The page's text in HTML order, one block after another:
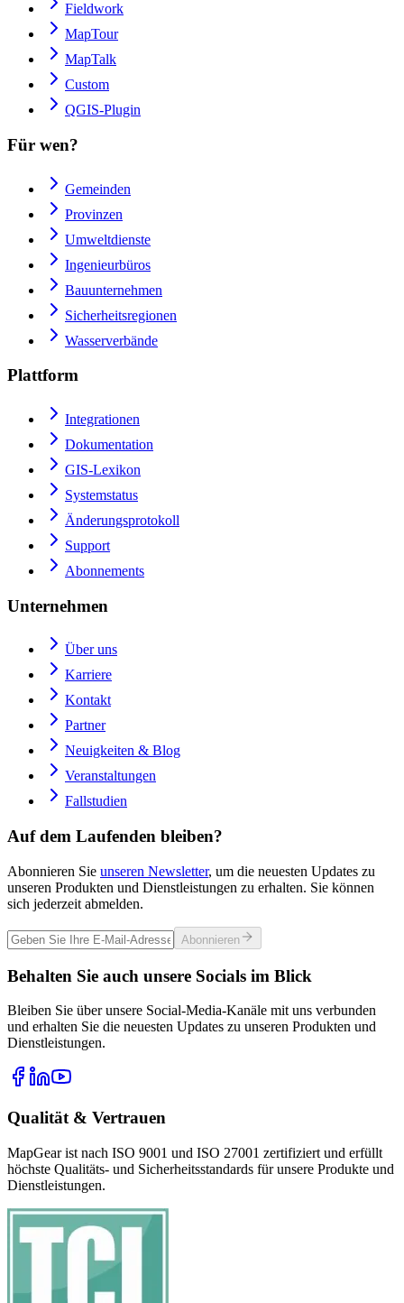
Fieldwork
MapTour
MapTalk
Custom
QGIS-Plugin
Für wen?
Gemeinden
Provinzen
Umweltdienste
Ingenieurbüros
Bauunternehmen
Sicherheitsregionen
Wasserverbände
Plattform
Integrationen
Dokumentation
GIS-Lexikon
Systemstatus
Änderungsprotokoll
Support
Abonnements
Unternehmen
Über uns
Karriere
Kontakt
Partner
Neuigkeiten & Blog
Veranstaltungen
Fallstudien
Auf dem Laufenden bleiben?
Abonnieren Sie unseren Newsletter, um die neuesten Updates zu
unseren Produkten und Dienstleistungen zu erhalten. Sie können
sich jederzeit abmelden.
Abonnieren
Behalten Sie auch unsere Socials im Blick
Bleiben Sie über unsere Social-Media-Kanäle mit uns verbunden
und erhalten Sie die neuesten Updates zu unseren Produkten und
Dienstleistungen.
Qualität & Vertrauen
MapGear ist nach ISO 9001 und ISO 27001 zertifiziert und erfüllt
höchste Qualitäts- und Sicherheitsstandards für unsere Produkte und
Dienstleistungen.